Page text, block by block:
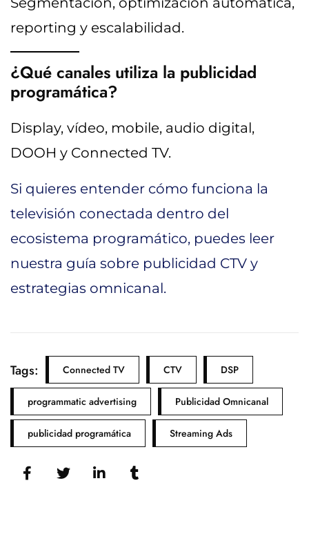
reporting y escalabilidad.
¿Qué canales utiliza la publicidad
programática?
Display, vídeo, mobile, audio digital,
DOOH y Connected TV.
Si quieres entender cómo funciona la
televisión conectada dentro del
ecosistema programático, puedes leer
nuestra guía sobre publicidad CTV y
estrategias omnicanal.
Tags: Connected TV CTV DSP
programmatic advertising Publicidad Omnicanal
publicidad programática Streaming Ads